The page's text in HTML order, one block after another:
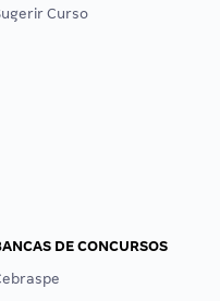
Curso
DE CONCURSOS